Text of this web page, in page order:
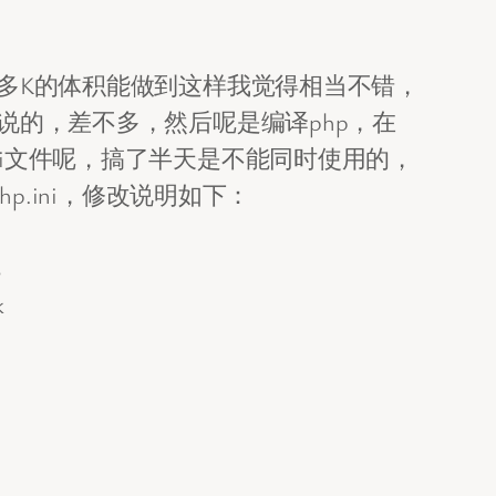
的体积能做到这样我觉得相当不错，
的，差不多，然后呢是编译php，在
件呢，搞了半天是不能同时使用的，
，修改说明如下：